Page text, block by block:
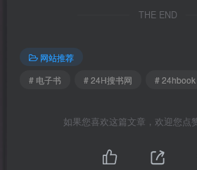
THE END
网站推荐
# 电子书
# 24H搜书网 # 24hbook
如果您喜欢这篇文章，欢迎您点